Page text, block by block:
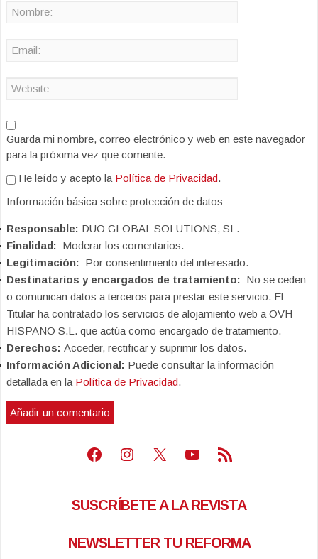
Guarda mi nombre, correo electrónico y web en este navegador
para la próxima vez que comente.
He leído y acepto la Política de Privacidad.
Información básica sobre protección de datos
Responsable: DUO GLOBAL SOLUTIONS, SL.
Finalidad: Moderar los comentarios.
Legitimación: Por consentimiento del interesado.
Destinatarios y encargados de tratamiento: No se ceden
o comunican datos a terceros para prestar este servicio. El
Titular ha contratado los servicios de alojamiento web a OVH
HISPANO S.L. que actúa como encargado de tratamiento.
Derechos: Acceder, rectificar y suprimir los datos.
Información Adicional: Puede consultar la información
detallada en la Política de Privacidad.
Facebook
Instagram
X Youtube
Feed RSS
SUSCRÍBETE A LA REVISTA
NEWSLETTER TU REFORMA